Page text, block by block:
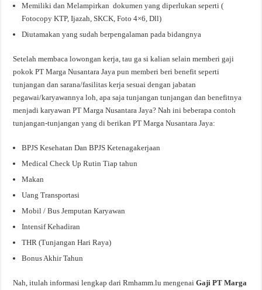
Memiliki dan Melampirkan dokumen yang diperlukan seperti (
Fotocopy KTP, Ijazah, SKCK, Foto 4×6, Dll)
Diutamakan yang sudah berpengalaman pada bidangnya
Setelah membaca lowongan kerja, tau ga si kalian selain memberi gaji
pokok PT Marga Nusantara Jaya pun memberi beri benefit seperti
tunjangan dan sarana/fasilitas kerja sesuai dengan jabatan
pegawai/karyawannya loh, apa saja tunjangan tunjangan dan benefitnya
menjadi karyawan PT Marga Nusantara Jaya? Nah ini beberapa contoh
tunjangan-tunjangan yang di berikan PT Marga Nusantara Jaya:
BPJS Kesehatan Dan BPJS Ketenagakerjaan
Medical Check Up Rutin Tiap tahun
Makan
Uang Transportasi
Mobil / Bus Jemputan Karyawan
Intensif Kehadiran
THR (Tunjangan Hari Raya)
Bonus Akhir Tahun
Nah, itulah informasi lengkap dari Rmhamm.lu mengenaiGaji PT Marga